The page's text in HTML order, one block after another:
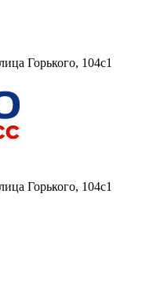
Горького, 104с1
Горького, 104с1